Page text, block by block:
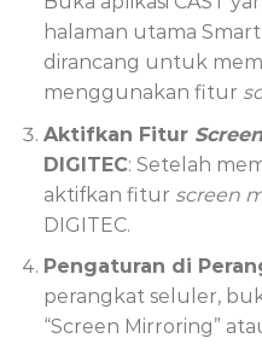
halaman utama Smart
dirancang untuk
menggunakan fitur
Aktifkan Fitur
DIGITEC: Setelah
aktifkan fitur screen
DIGITEC.
Pengaturan di
perangkat seluler,
“Screen Mirroring”